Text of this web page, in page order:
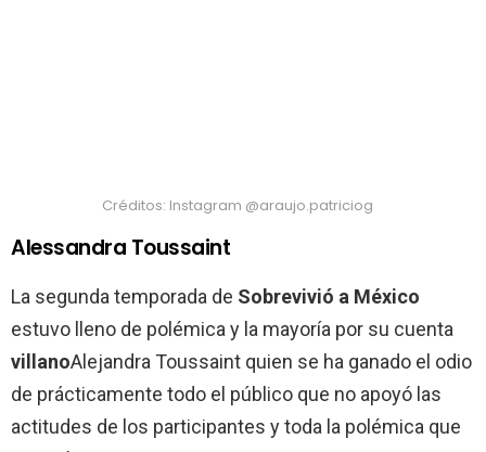
Créditos: Instagram @araujo.patriciog
Alessandra Toussaint
La segunda temporada de Sobrevivió a México
estuvo lleno de polémica y la mayoría por su cuenta
villanoAlejandra Toussaint quien se ha ganado el odio
de prácticamente todo el público que no apoyó las
actitudes de los participantes y toda la polémica que